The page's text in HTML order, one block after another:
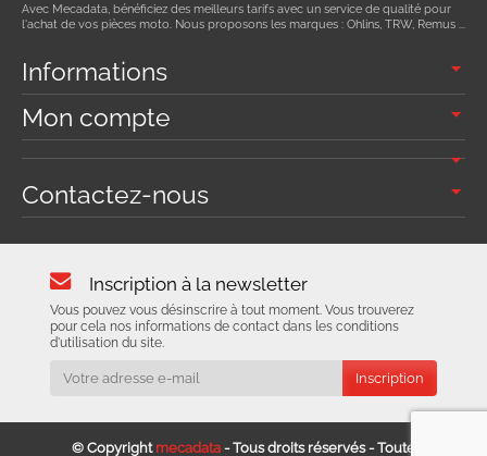
Avec Mecadata, bénéficiez des meilleurs tarifs avec un service de qualité pour
l'achat de vos pièces moto. Nous proposons les marques : Ohlins, TRW, Remus ...
Informations
Mon compte
Contactez-nous
Inscription à la newsletter
Vous pouvez vous désinscrire à tout moment. Vous trouverez
pour cela nos informations de contact dans les conditions
d'utilisation du site.
© Copyright mecadata - Tous droits réservés - Toute